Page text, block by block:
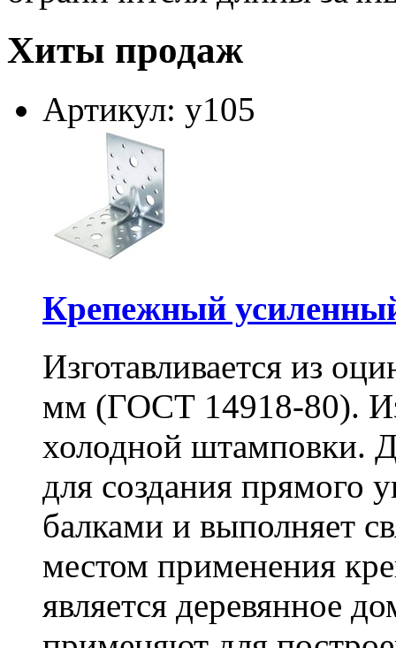
Хиты продаж
Артикул: у105
Крепежный
Изготавливается из
мм (ГОСТ 14918-80).
холодной штамповки.
для создания прямого
балками и выполняет
местом применения
является деревянное